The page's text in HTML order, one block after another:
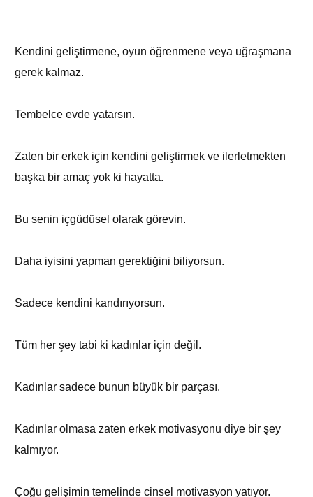
Kendini geliştirmene, oyun öğrenmene veya uğraşmana
gerek kalmaz.
Tembelce evde yatarsın.
Zaten bir erkek için kendini geliştirmek ve ilerletmekten
başka bir amaç yok ki hayatta.
Bu senin içgüdüsel olarak görevin.
Daha iyisini yapman gerektiğini biliyorsun.
Sadece kendini kandırıyorsun.
Tüm her şey tabi ki kadınlar için değil.
Kadınlar sadece bunun büyük bir parçası.
Kadınlar olmasa zaten erkek motivasyonu diye bir şey
kalmıyor.
Çoğu gelişimin temelinde cinsel motivasyon yatıyor.